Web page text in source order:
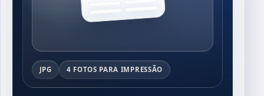
JPG 4 FOTOS PARA IMPRESSÃO